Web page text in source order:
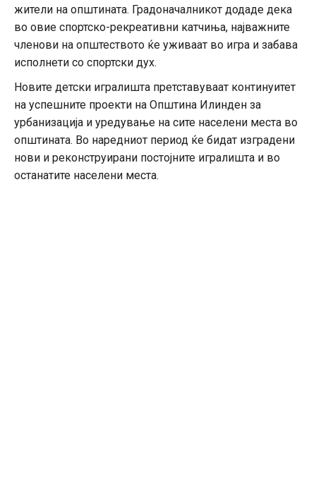
жители на општината. Градоначалникот додаде дека
во овие спортско-рекреативни катчиња, најважните
членови на општеството ќе уживаат во игра и забава
исполнети со спортски дух.
Новите детски игралишта претставуваат континуитет
на успешните проекти на Општина Илинден за
урбанизација и уредување на сите населени места во
општината. Во наредниот период ќе бидат изградени
нови и реконструирани постојните игралишта и во
останатите населени места.